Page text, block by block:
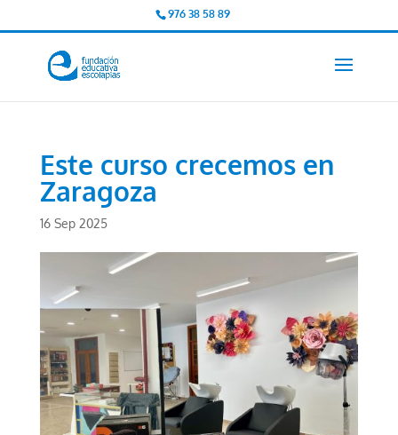
976 38 58 89
Este curso crecemos en
Zaragoza
16 Sep 2025